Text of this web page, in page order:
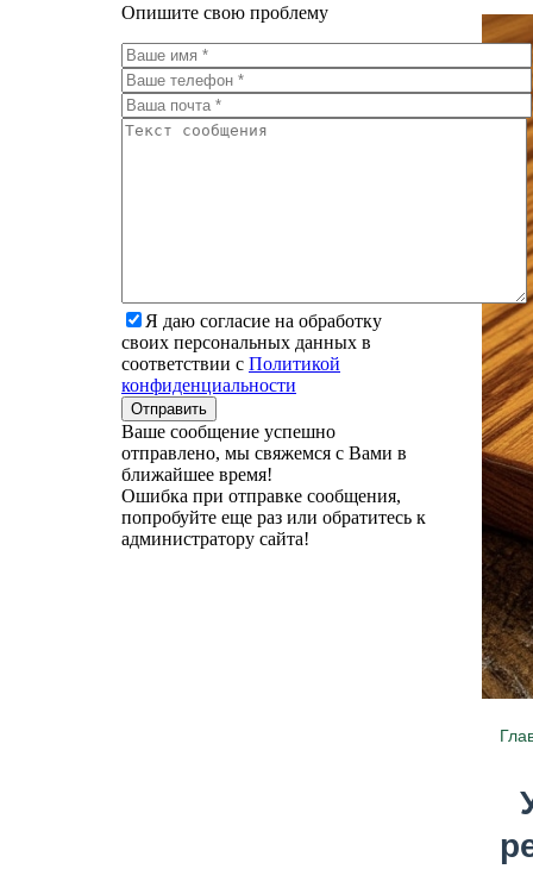
Опишите свою проблему
Я даю согласие на обработку
своих персональных данных в
соответствии с Политикой
конфиденциальности
Ваше сообщение успешно
отправлено, мы свяжемся с Вами в
ближайшее время!
Ошибка при отправке сообщения,
попробуйте еще раз или обратитесь к
администратору сайта!